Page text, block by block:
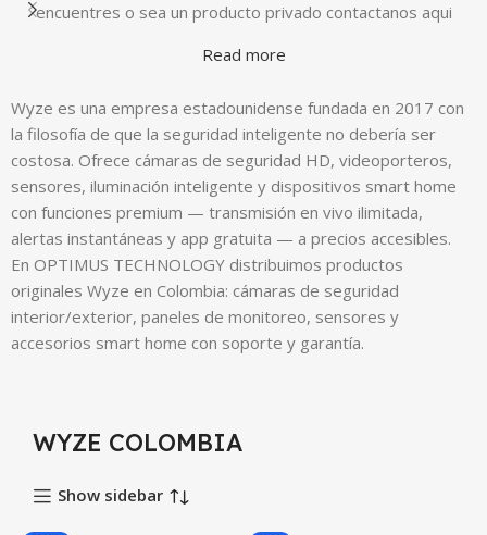
encuentres o sea un producto privado contactanos aqui
Read more
Wyze es una empresa estadounidense fundada en 2017 con
la filosofía de que la seguridad inteligente no debería ser
costosa. Ofrece cámaras de seguridad HD, videoporteros,
sensores, iluminación inteligente y dispositivos smart home
con funciones premium — transmisión en vivo ilimitada,
alertas instantáneas y app gratuita — a precios accesibles.
En OPTIMUS TECHNOLOGY distribuimos productos
originales Wyze en Colombia: cámaras de seguridad
interior/exterior, paneles de monitoreo, sensores y
accesorios smart home con soporte y garantía.
WYZE COLOMBIA
Show sidebar